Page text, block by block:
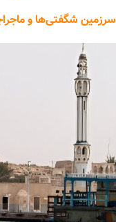
سرزمین شگفتی‌ها و